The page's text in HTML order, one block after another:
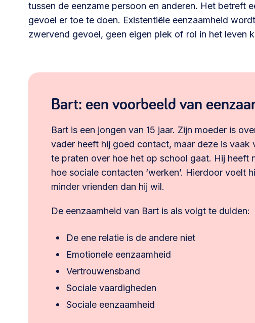
tussen de eenzame persoon en anderen. Het betreft
gevoel er toe te doen. Existentiële eenzaamheid
zwervend gevoel, geen eigen plek of rol in het leven
Bart: een voorbeeld van
Bart is een jongen van 15 jaar. Zijn moeder is
vader heeft hij goed contact, maar deze is vaak
te praten over hoe het op school gaat. Hij heeft
hoe sociale contacten ‘werken’. Hierdoor voelt
minder vrienden dan hij wil.
De eenzaamheid van Bart is als volgt te duiden:
De ene relatie is de andere niet
Emotionele eenzaamheid
Vertrouwensband
Sociale vaardigheden
Sociale eenzaamheid